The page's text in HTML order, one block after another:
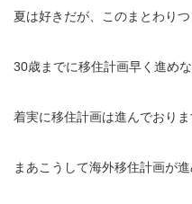
夏は好きだが、このまとわり
30歳までに移住計画早く進め
着実に移住計画は進んでおりま
まあこうして海外移住計画が